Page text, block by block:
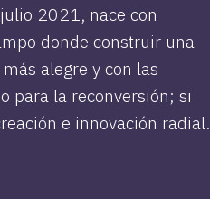
2021, nace con
donde construir una
alegre y con las
para la reconversión; si
e innovación radial.